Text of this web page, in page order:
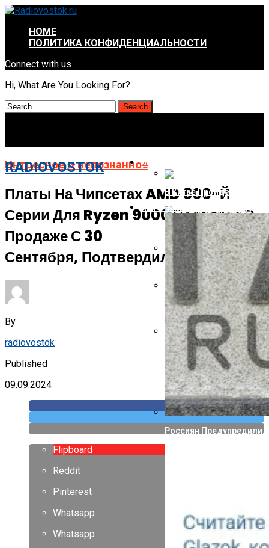
HOME
ПОЛИТИКА КОНФИДЕНЦИАЛЬНОСТИ
Connect with us
Hi, What Are You Looking For?
RADIOVOSTOK ИНТРЕСНОЕ И НЕПОЗНАННОЕ
В Китае Пройдёт
Energizer Выходит На
AMD Отложила Запуск
Указ Трампа Отводит
Canon Выпустила
Собственных
АВТО-МОТО
Россиян
Интресное и непознанное
Платы На Чипсетах AMD 800-Й
Серии Для Ryzen 9000 Появятся В
Продаже С 30
Сентября, Подтвердил Amazon
By
radiovostok
Published
09.09.2024
Flipboard
Reddit
Pinterest
Whatsapp
Whatsapp